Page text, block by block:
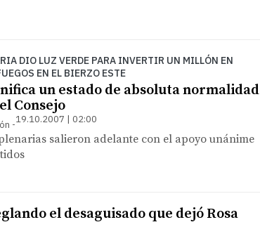
DIO LUZ VERDE PARA INVERTIR UN MILLÓN EN
EN EL BIERZO ESTE
un estado de absoluta normalidad
Consejo
19.10.2007 | 02:00
salieron adelante con el apoyo unánime
el desaguisado que dejó Rosa